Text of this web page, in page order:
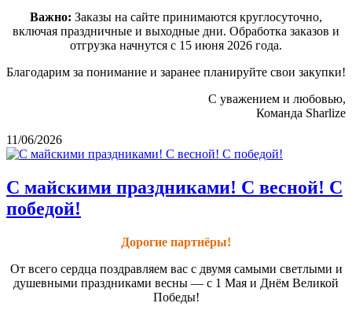
Важно: Заказы на сайте принимаются круглосуточно,
включая праздничные и выходные дни. Обработка заказов и
отгрузка начнутся с 15 июня 2026 года.
Благодарим за понимание и заранее планируйте свои закупки!
С уважением и любовью,
Команда Sharlize
11/06/2026
С майскими праздниками! С весной! С
победой!
Дорогие партнёры!
От всего сердца поздравляем вас с двумя самыми светлыми и
душевными праздниками весны — с 1 Мая и Днём Великой
Победы!